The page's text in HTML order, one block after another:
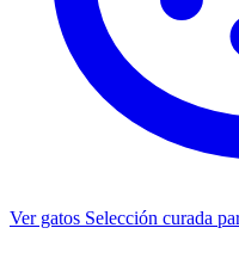
Ver gatos Selección curada